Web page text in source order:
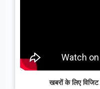
खबरों के लिए